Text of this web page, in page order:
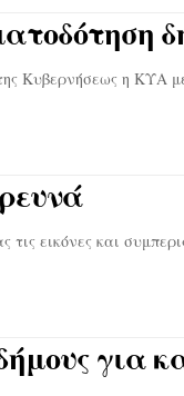
Κυβερνήσεως η ΚΥΑ
τις εικόνες και
για